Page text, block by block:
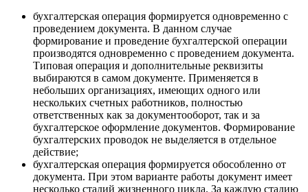
бухгалтерская операция формируется одновременно с
проведением документа. В данном случае
формирование и проведение бухгалтерской операции
производятся одновременно с проведением документа.
Типовая операция и дополнительные реквизиты
выбираются в самом документе. Применяется в
небольших организациях, имеющих одного или
нескольких счетных работников, полностью
ответственных как за документооборот, так и за
бухгалтерское оформление документов. Формирование
бухгалтерских проводок не выделяется в отдельное
действие;
бухгалтерская операция формируется обособленно от
документа. При этом варианте работы документ имеет
несколько стадий жизненного цикла. За каждую стадию